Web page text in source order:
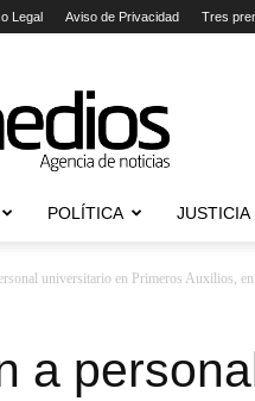
Legal Aviso de Privacidad Tres
Agencia
de
Noticias
POLÍTICA JUSTICIA
universitario en Primeros Auxilios,
a